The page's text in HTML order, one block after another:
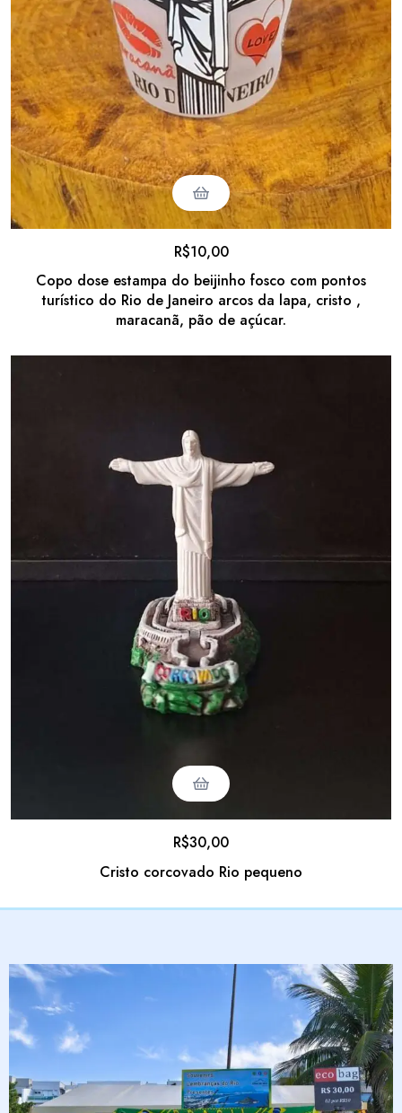
Copo dose estampa do beijinho fosco com pontos
turístico do Rio de Janeiro arcos da lapa, cristo ,
maracanã, pão de açúcar.
R$10,00
Cristo corcovado Rio pequeno
R$30,00